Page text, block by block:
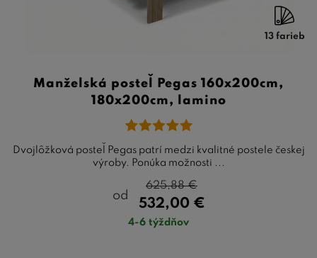
13 farieb
Manželská posteľ Pegas 160x200cm,
180x200cm, lamino
Dvojlôžková posteľ Pegas patrí medzi kvalitné postele českej
výroby. Ponúka možnosti ...
od
532,00 €
625,88€
4-6 týždňov